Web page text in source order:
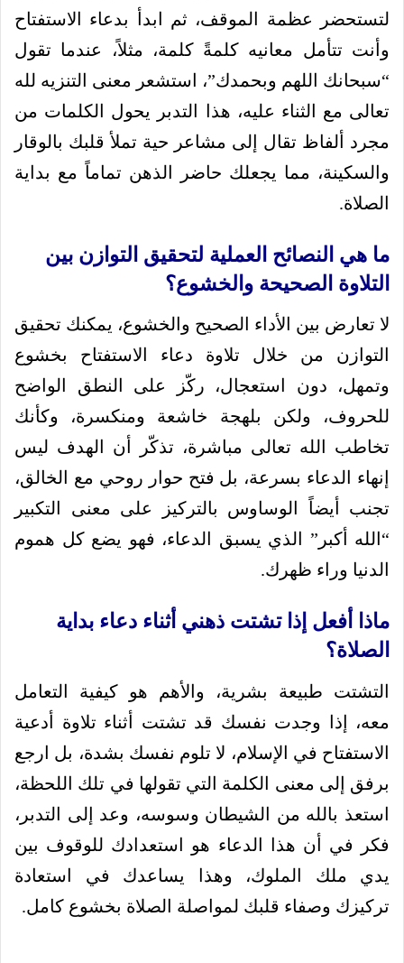
لتستحضر عظمة الموقف، ثم ابدأ بدعاء الاستفتاح
وأنت تتأمل معانيه كلمةً كلمة، مثلاً، عندما تقول
“سبحانك اللهم وبحمدك”، استشعر معنى التنزيه لله
تعالى مع الثناء عليه، هذا التدبر يحول الكلمات من
مجرد ألفاظ تقال إلى مشاعر حية تملأ قلبك بالوقار
والسكينة، مما يجعلك حاضر الذهن تماماً مع بداية
الصلاة.
ما هي النصائح العملية لتحقيق التوازن بين
التلاوة الصحيحة والخشوع؟
لا تعارض بين الأداء الصحيح والخشوع، يمكنك تحقيق
التوازن من خلال تلاوة دعاء الاستفتاح بخشوع
وتمهل، دون استعجال، ركّز على النطق الواضح
للحروف، ولكن بلهجة خاشعة ومنكسرة، وكأنك
تخاطب الله تعالى مباشرة، تذكّر أن الهدف ليس
إنهاء الدعاء بسرعة، بل فتح حوار روحي مع الخالق،
تجنب أيضاً الوساوس بالتركيز على معنى التكبير
“الله أكبر” الذي يسبق الدعاء، فهو يضع كل هموم
الدنيا وراء ظهرك.
ماذا أفعل إذا تشتت ذهني أثناء دعاء بداية
الصلاة؟
التشتت طبيعة بشرية، والأهم هو كيفية التعامل
معه، إذا وجدت نفسك قد تشتت أثناء تلاوة أدعية
الاستفتاح في الإسلام، لا تلوم نفسك بشدة، بل ارجع
برفق إلى معنى الكلمة التي تقولها في تلك اللحظة،
استعذ بالله من الشيطان وسوسه، وعد إلى التدبر،
فكر في أن هذا الدعاء هو استعدادك للوقوف بين
يدي ملك الملوك، وهذا يساعدك في استعادة
تركيزك وصفاء قلبك لمواصلة الصلاة بخشوع كامل.